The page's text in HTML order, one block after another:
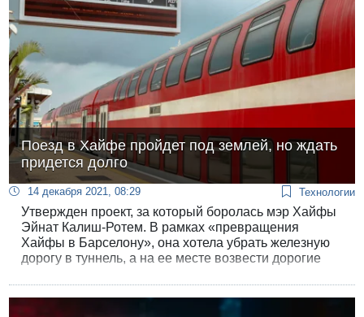
Поезд в Хайфе пройдет под землей, но ждать
придется долго
14 декабря 2021, 08:29 Технологии
Утвержден проект, за который боролась мэр Хайфы
Эйнат Калиш-Ротем. В рамках «превращения
Хайфы в Барселону», она хотела убрать железную
дорогу в туннель, а на ее месте возвести дорогие